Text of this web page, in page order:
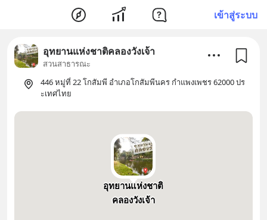
เข้าสู่ระบบ
อุทยานแห่งชาติคลองวังเจ้า
สวนสาธารณะ
446 หมู่ที่ 22 โกสัมพี อำเภอโกสัมพีนคร กำแพงเพชร 62000 ปร
ะเทศไทย
อุทยานแห่งชาติ
คลองวังเจ้า